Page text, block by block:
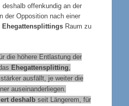
deshalb offenkundig an der
der Opposition nach einer
EhegattensplittingsRaum zu
die höhere Entlastung der
Ehegattensplitting,
ausfällt, je weiter die
auseinanderliegen.
deshalbseit Längerem, für